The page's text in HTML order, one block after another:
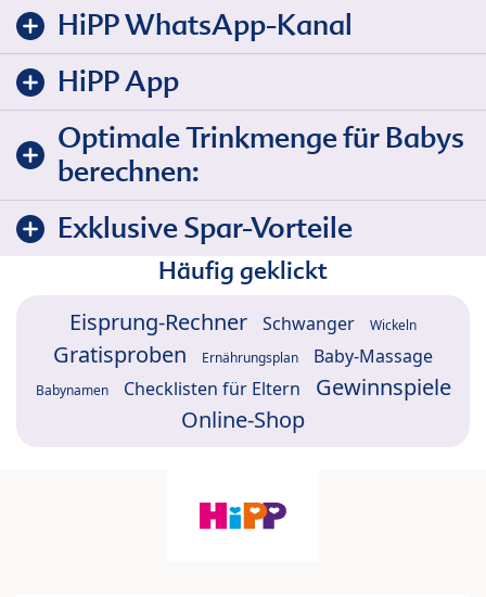
HiPP WhatsApp-Kanal
HiPP App
Optimale Trinkmenge für Babys
berechnen:
Exklusive Spar-Vorteile
Häufig geklickt
Eisprung-Rechner Schwanger Wickeln
Gratisproben Ernährungsplan Baby-Massage
Babynamen Checklisten für Eltern
Gewinnspiele
Online-Shop